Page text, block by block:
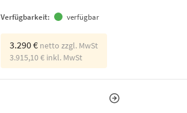
Verfügbarkeit: verfügbar
3.290 € netto zzgl. MwSt
3.915,10 € inkl. MwSt